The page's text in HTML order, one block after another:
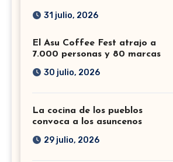
31 julio, 2026
El Asu Coffee Fest atrajo a
7.000 personas y 80 marcas
30 julio, 2026
La cocina de los pueblos
convoca a los asuncenos
29 julio, 2026